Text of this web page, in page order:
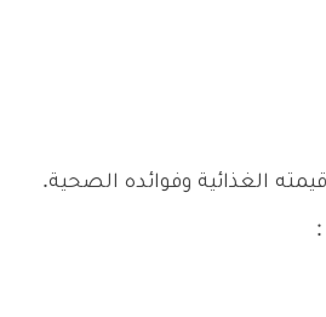
الغذائية وفوائده الصحية.